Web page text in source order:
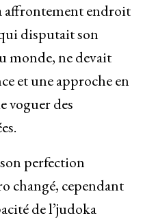
affrontement endroit
disputait son
monde, ne devait
et une approche en
voguer des
perfection
changé, cependant
de l’judoka